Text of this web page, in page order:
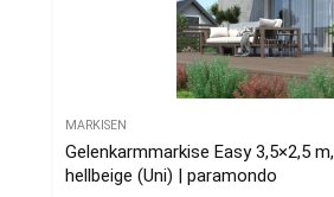
MARKISEN
Gelenkarmmarkise Easy 3,5×2,5 m,
hellbeige (Uni) | paramondo